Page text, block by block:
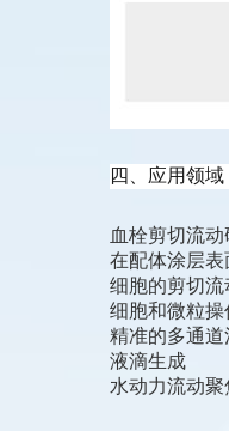
四、应用领域
血栓剪切流动
在配体涂层
细胞的剪切流
细胞和微粒操
精准的多通道
液滴生成
水动力流动聚